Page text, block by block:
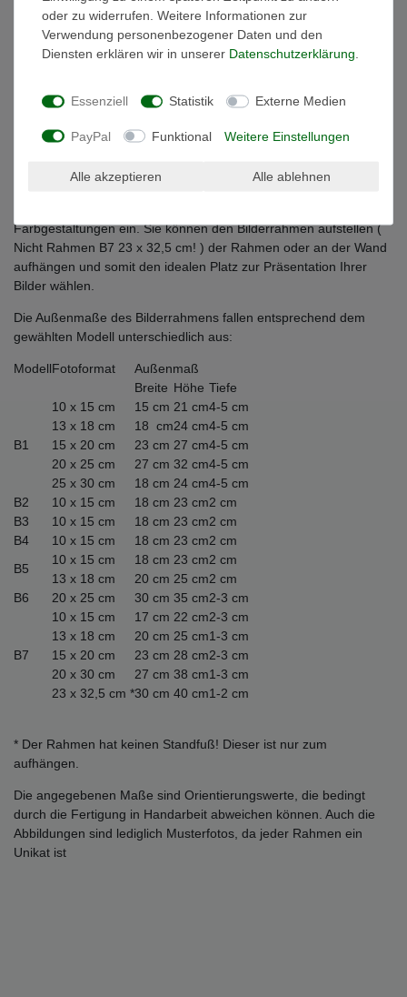
Der Fotorahmen wird in liebevoller und sorgfältiger Handarbeit in
Thailand aus Albesiaholz gefertigt. Zum Schutz ihrer Bilder vor
geliefert (kein Plastik).
Mit diesem Bilderrahmen im Landhausstil können Sie z.B.
dekorativ in Szene setzen. Durch den warmen natürlichen
Farbgestaltungen ein. Sie können den Bilderrahmen aufstellen (
Nicht Rahmen B7 23 x 32,5 cm! ) der Rahmen oder an der Wand
aufhängen und somit den idealen Platz zur Präsentation Ihrer
Bilder wählen.
Die Außenmaße des Bilderrahmens fallen entsprechend dem
gewählten Modell unterschiedlich aus:
ModellFotoformat
Außenmaß
Breite Höhe Tiefe
B1
10 x 15 cm 15 cm 21 cm4-5 cm
13 x 18 cm
18 cm24 cm4-5 cm
15 x 20 cm
23 cm 27 cm4-5 cm
20 x 25 cm
27 cm 32 cm4-5 cm
25 x 30 cm
18 cm 24 cm4-5 cm
B2
10 x 15 cm 18 cm 23 cm2 cm
B3
10 x 15 cm 18 cm 23 cm2 cm
B4
10 x 15 cm 18 cm 23 cm2 cm
B5
10 x 15 cm 18 cm 23 cm2 cm
13 x 18 cm
20 cm 25 cm2 cm
B6
20 x 25 cm 30 cm 35 cm2-3 cm
B7
10 x 15 cm 17 cm 22 cm2-3 cm
13 x 18 cm
20 cm 25 cm1-3 cm
15 x 20 cm
23 cm 28 cm2-3 cm
20 x 30 cm
27 cm 38 cm1-3 cm
23 x 32,5 cm *30 cm 40 cm1-2 cm
* Der Rahmen hat keinen Standfuß! Dieser ist nur zum
aufhängen.
Die angegebenen Maße sind Orientierungswerte, die bedingt
durch die Fertigung in Handarbeit abweichen können. Auch die
Abbildungen sind lediglich Musterfotos, da jeder Rahmen ein
Unikat ist
oder zu widerrufen. Weitere Informationen zur
Verwendung personenbezogener Daten und den
Diensten erklären wir in unserer Daten­schutz­erklärung
Essenziell Statistik Externe Medien
PayPal Funktional Weitere Einstellungen
Alle akzeptieren Alle ablehnen